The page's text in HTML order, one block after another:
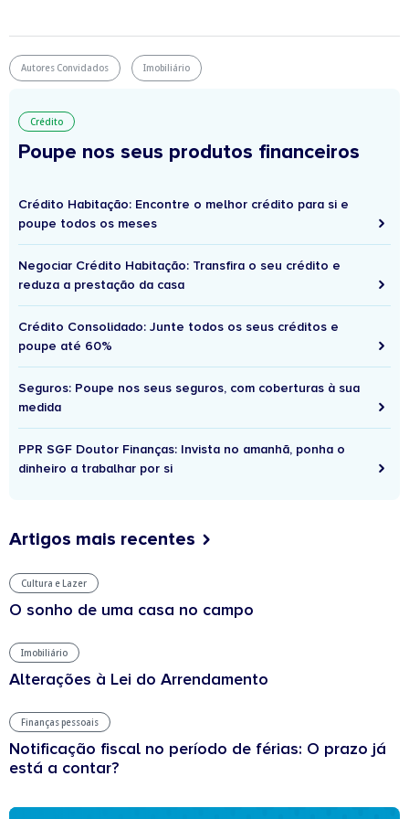
Autores Convidados Imobiliário
Crédito
Poupe nos seus produtos financeiros
Crédito Habitação: Encontre o melhor crédito para si e
poupe todos os meses
Negociar Crédito Habitação: Transfira o seu crédito e
reduza a prestação da casa
Crédito Consolidado: Junte todos os seus créditos e
poupe até 60%
Seguros: Poupe nos seus seguros, com coberturas à sua
medida
PPR SGF Doutor Finanças: Invista no amanhã, ponha o
dinheiro a trabalhar por si
Artigos mais recentes
Cultura e Lazer
O sonho de uma casa no campo
Imobiliário
Alterações à Lei do Arrendamento
Finanças pessoais
Notificação fiscal no período de férias: O prazo já
está a contar?